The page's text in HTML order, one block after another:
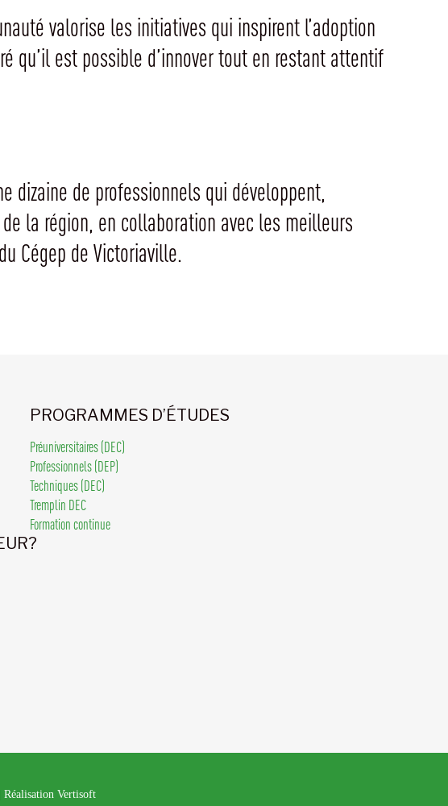
valorise les initiatives qui inspirent l’adoption
qu’il est possible d’innover tout en restant attentif
dizaine de professionnels qui développent,
la région, en collaboration avec les meilleurs
Cégep de Victoriaville.
PROGRAMMES D’ÉTUDES
Préuniversitaires (DEC)
Professionnels (DEP)
Techniques (DEC)
Tremplin DEC
Formation continue
Réalisation Vertisoft